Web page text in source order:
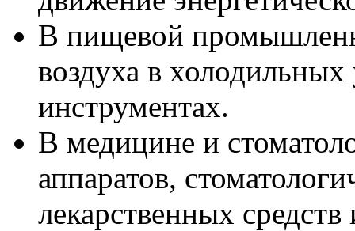
В пищевой
воздуха в
инструментах.
В медицине и
аппаратов,
лекарственных средств